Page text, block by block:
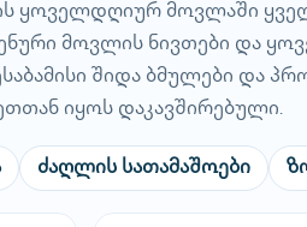
ყოველდღიურ მოვლაში
მოვლის ნივთები და
შიდა ბმულები და
იყოს დაკავშირებული.
ძაღლის სათამაშოები